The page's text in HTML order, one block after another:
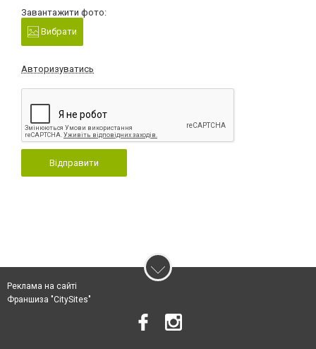
Завантажити фото:
Вибрати
Авторизуватись
Відправити
Реклама на сайті
Франшиза "CitySites"